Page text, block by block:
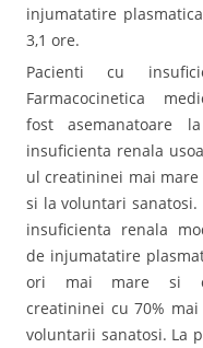
injumatatire
3,1 ore.
Pacienti cu
Farmacocinetica
fost asemanatoare
insuficienta renala
ul creatininei mai
si la voluntari sanatosi.
insuficienta renala
de injumatatire
ori mai mare si
creatininei cu 70%
voluntarii sanatosi. La